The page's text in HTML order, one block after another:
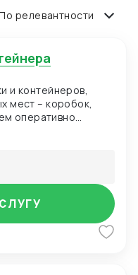
релевантности
и контейнеров,
мест – коробок,
оперативно
фото- и